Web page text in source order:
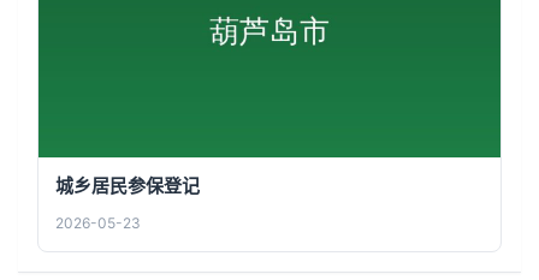
城乡居民参保登记
2026-05-23